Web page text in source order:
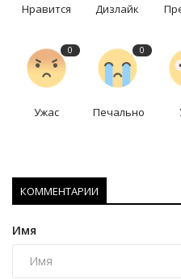
Нравится Дизлайк
0
Ужас
0
Печально
КОММЕНТАРИИ
Имя